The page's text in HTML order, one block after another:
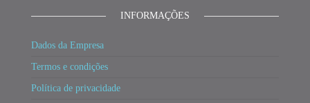
INFORMAÇÕES
Dados da Empresa
Termos e condições
Política de privacidade